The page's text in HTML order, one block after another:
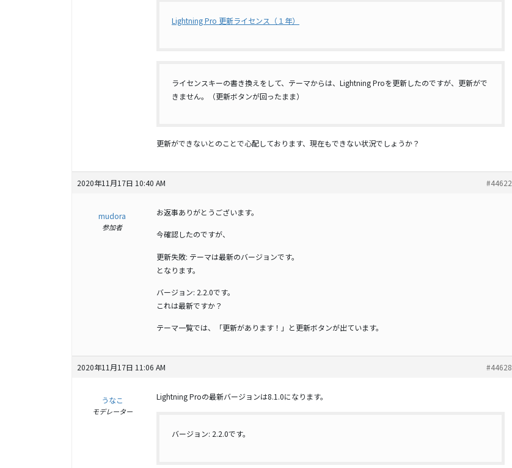
Lightning Pro 更新ライセンス（１年）
ライセンスキーの書き換えをして、テーマからは、Lightning Proを更新したのですが、更新がで
きません。（更新ボタンが回ったまま）
更新ができないとのことで心配しております、現在もできない状況でしょうか？
2020年11月17日 10:40 AM #44622
mudora
参加者
お返事ありがとうございます。
今確認したのですが、
更新失敗: テーマは最新のバージョンです。
となります。
バージョン: 2.2.0です。
これは最新ですか？
テーマ一覧では、「更新があります！」と更新ボタンが出ています。
2020年11月17日 11:06 AM #44628
うなこ
モデレーター
Lightning Proの最新バージョンは8.1.0になります。
バージョン: 2.2.0です。